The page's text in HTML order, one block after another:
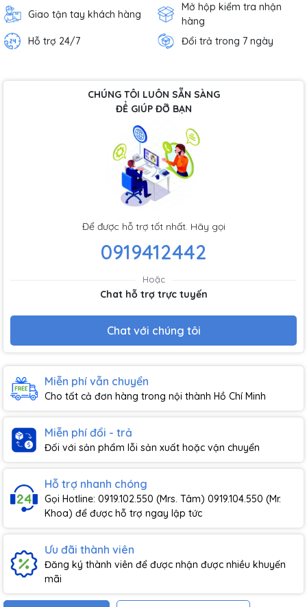
Giao tận tay khách hàng
Mở hộp kiểm tra nhận
hàng
Hỗ trợ 24/7
Đổi trả trong 7 ngày
CHÚNG TÔI LUÔN SẴN SÀNG
ĐỂ GIÚP ĐỠ BẠN
Để được hỗ trợ tốt nhất. Hãy gọi
0919412442
Hoặc
Chat hỗ trợ trực tuyến
Chat với chúng tôi
Miễn phí vẫn chuyển
Cho tất cả đơn hàng trong nội thành Hồ Chí Minh
Miễn phí đổi - trả
Đối với sản phẩm lỗi sản xuất hoặc vận chuyển
Hỗ trợ nhanh chóng
Gọi Hotline: 0919.102.550 (Mrs. Tâm) 0919.104.550 (Mr.
Khoa) để được hỗ trợ ngay lập tức
Ưu đãi thành viên
Đăng ký thành viên để được nhận được nhiều khuyến
mãi